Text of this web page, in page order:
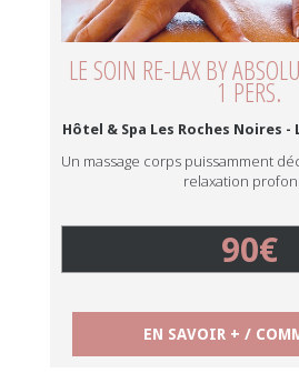
LE SOIN RE-LAX BY
1 PERS.
Hôtel & Spa Les Roches Noires -
Un massage corps puissamment
relaxation
90€
EN SAVOIR + /